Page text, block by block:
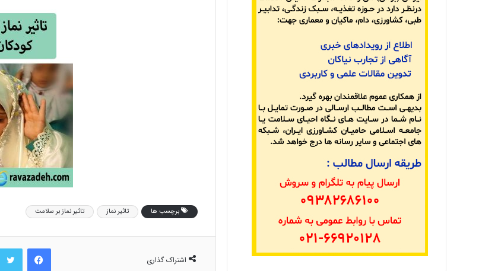
برچسب ها تاثیر نماز تاثیر نماز بر سلامت
اشتراک گذاری
فیس بوک